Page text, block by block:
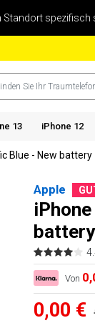
Standort spezifisch
13 iPhone 12
Blue - New battery
Apple
battery
Von
0,00 €